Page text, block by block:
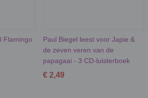
Flamingo
Paul Biegel leest voor Japie &
de zeven veren van de
papagaai - 3 CD-luisterboek
€ 2,49